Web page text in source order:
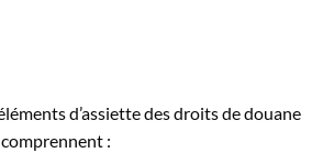
d’assiette des droits de douane
: